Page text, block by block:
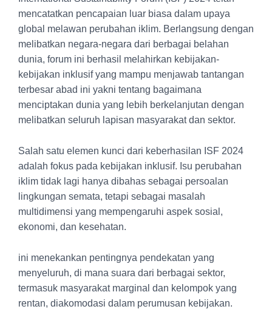
mencatatkan pencapaian luar biasa dalam upaya
global melawan perubahan iklim. Berlangsung dengan
melibatkan negara-negara dari berbagai belahan
dunia, forum ini berhasil melahirkan kebijakan-
kebijakan inklusif yang mampu menjawab tantangan
terbesar abad ini yakni tentang bagaimana
menciptakan dunia yang lebih berkelanjutan dengan
melibatkan seluruh lapisan masyarakat dan sektor.
Salah satu elemen kunci dari keberhasilan ISF 2024
adalah fokus pada kebijakan inklusif. Isu perubahan
iklim tidak lagi hanya dibahas sebagai persoalan
lingkungan semata, tetapi sebagai masalah
multidimensi yang mempengaruhi aspek sosial,
ekonomi, dan kesehatan.
ini menekankan pentingnya pendekatan yang
menyeluruh, di mana suara dari berbagai sektor,
termasuk masyarakat marginal dan kelompok yang
rentan, diakomodasi dalam perumusan kebijakan.